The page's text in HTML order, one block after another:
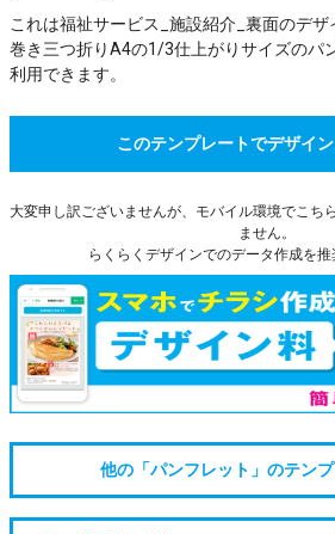
これは福祉サービス_施設紹介_裏面のデザ
巻き三つ折りA4の1/3仕上がりサイズのパ
利用できます。
このテンプレートでデザイ
大変申し訳ございませんが、モバイル環境でこち
ません。
らくらくデザインでのデータ作成を推
他の「パンフレット」のテン